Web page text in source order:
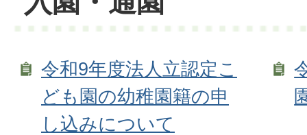
令和9年度法人立認定こ
ども園の幼稚園籍の申
し込みについて